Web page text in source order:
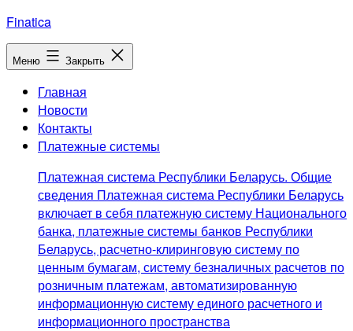
Перейти
к
содержимому
Finatica
Меню Закрыть
Главная
Новости
Контакты
Платежные системы
Платежная система Республики Беларусь. Общие
сведения Платежная система Республики Беларусь
включает в себя платежную систему Национального
банка, платежные системы банков Республики
Беларусь, расчетно-клиринговую систему по
ценным бумагам, систему безналичных расчетов по
розничным платежам, автоматизированную
информационную систему единого расчетного и
информационного пространства